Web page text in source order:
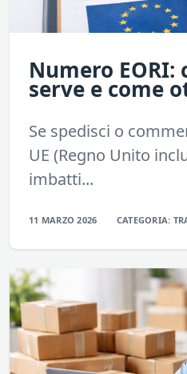
Numero EORI:
serve e come
Se spedisci o
UE (Regno Unito
imbatti...
11 MARZO 2026 CATEGORIA: